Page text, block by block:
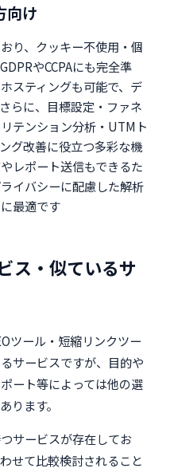
向け
り、クッキー不使用・個
やCCPAにも完全準
スティングも可能で、デ
らに、目標設定・ファネ
テンション分析・UTMト
グ改善に役立つ多彩な機
レポート送信もできるた
イバシーに配慮した解析
最適です
ス・似ているサ
ツール・短縮リンクツー
サービスですが、目的や
ート等によっては他の選
ります。
サービスが存在してお
せて比較検討されること